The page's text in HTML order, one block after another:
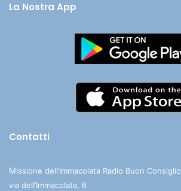
La Nostra App
Contatti
Missione dell’Immacolata Radio Buon Consiglio
via dell’Immacolata, 6